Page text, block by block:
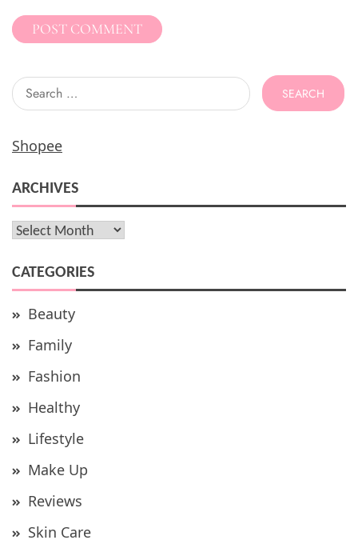
Search
for:
Shopee
ARCHIVES
Archives
CATEGORIES
Beauty
Family
Fashion
Healthy
Lifestyle
Make Up
Reviews
Skin Care